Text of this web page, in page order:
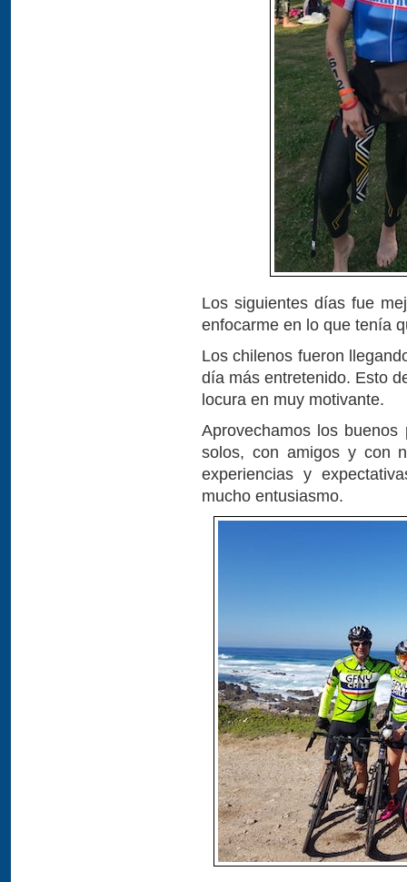
Los siguientes días fue
enfocarme en lo que tenía
Los chilenos fueron
día más entretenido. Esto
locura en muy motivante.
Aprovechamos los
solos, con amigos y con
experiencias y
mucho entusiasmo.